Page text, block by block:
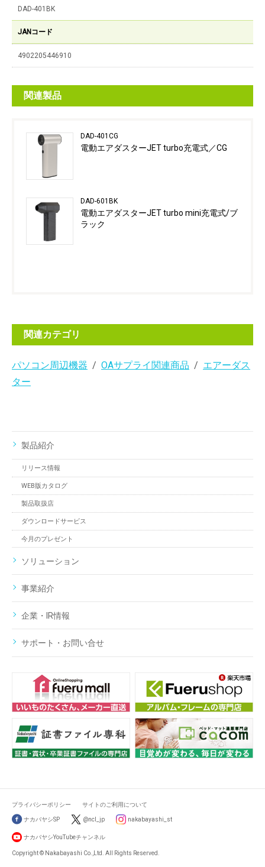
DAD-401BK
JANコード
4902205446910
関連製品
DAD-401CG
電動エアダスターJET turbo充電式／CG
DAD-601BK
電動エアダスターJET turbo mini充電式/ブ
ラック
関連カテゴリ
パソコン周辺機器 OAサプライ関連商品
エアーダス
ター
製品紹介
リリース情報
WEB版カタログ
製品取扱店
ダウンロードサービス
今月のプレゼント
ソリューション
事業紹介
企業・IR情報
サポート・お問い合せ
プライバシーポリシー サイトのご利用について
ナカバヤシSP @ncl_jp nakabayashi_st
ナカバヤシYouTubeチャンネル
Copyright © Nakabayashi Co.,Ltd. All Rights Reserved.